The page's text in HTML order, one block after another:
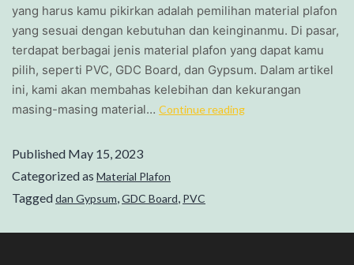
yang harus kamu pikirkan adalah pemilihan material plafon
yang sesuai dengan kebutuhan dan keinginanmu. Di pasar,
terdapat berbagai jenis material plafon yang dapat kamu
pilih, seperti PVC, GDC Board, dan Gypsum. Dalam artikel
ini, kami akan membahas kelebihan dan kekurangan
masing-masing material… Continue reading
Published May 15, 2023
Categorized as Material Plafon
Taggeddan Gypsum,GDC Board, PVC